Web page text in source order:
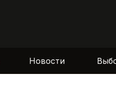
Новости